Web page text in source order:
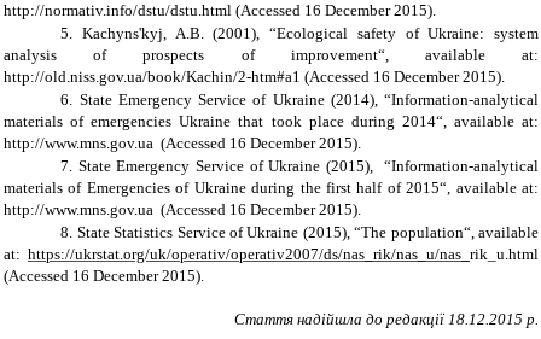
http://normativ.info/dstu/dstu.html (Accessed 16 December 2015).
5. Kachyns'kyj, A.B. (2001), “Ecological safety of Ukraine: system
analysis of prospects of improvement“, available at:
http://old.niss.gov.ua/book/Kachin/2-htm#a1 (Accessed 16 December 2015).
6. State Emergency Service of Ukraine (2014), “Information-analytical
materials of emergencies Ukraine that took place during 2014“, available at:
http://www.mns.gov.ua (Accessed 16 December 2015).
7. State Emergency Service of Ukraine (2015), “Information-analytical
materials of Emergencies of Ukraine during the first half of 2015“, available at:
http://www.mns.gov.ua (Accessed 16 December 2015).
8. State Statistics Service of Ukraine (2015), “The population“, available
at: https://ukrstat.org/uk/operativ/operativ2007/ds/nas_rik/nas_u/nas_ rik_u.html
(Accessed 16 December 2015).
Стаття надійшла до редакції 18.12.2015 р.